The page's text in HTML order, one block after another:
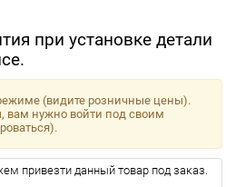
при установке детали
(видите розничные цены).
вам нужно войти под своим
привезти данный товар под заказ.